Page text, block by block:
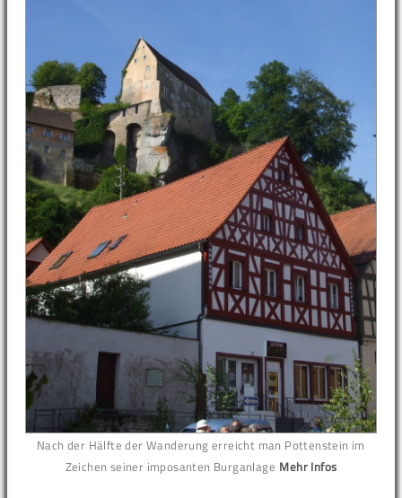
Nach der Hälfte der Wanderung erreicht man Pottenstein im
Zeichen seiner imposanten Burganlage Mehr Infos